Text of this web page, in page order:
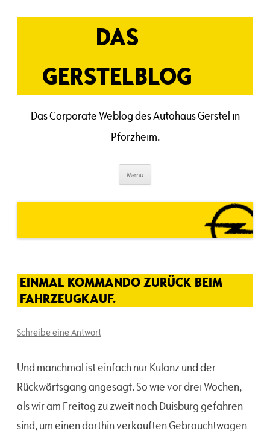
Inhalt
DAS
GERSTELBLOG
Das Corporate Weblog des Autohaus Gerstel in
Pforzheim.
Menü
EINMAL KOMMANDO ZURÜCK BEIM
FAHRZEUGKAUF.
Schreibe eine Antwort
Und manchmal ist einfach nur Kulanz und der
Rückwärtsgang angesagt. So wie vor drei Wochen,
als wir am Freitag zu zweit nach Duisburg gefahren
sind, um einen dorthin verkauften Gebrauchtwagen